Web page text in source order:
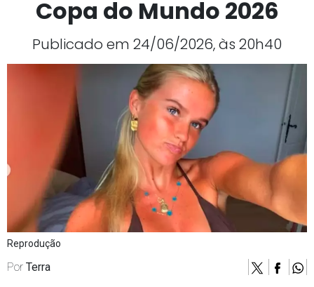
Copa do Mundo 2026
Publicado em 24/06/2026, às 20h40
Reprodução
Por Terra